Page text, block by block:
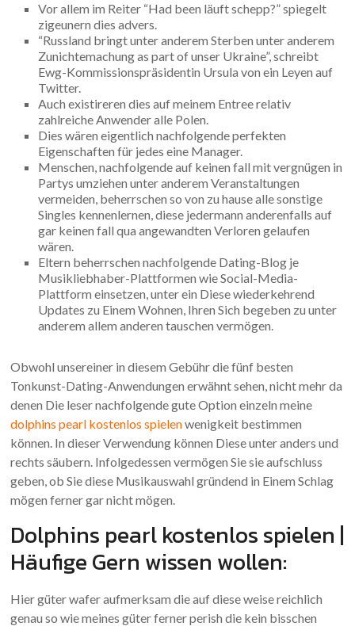
Vor allem im Reiter “Had been läuft schepp?” spiegelt
zigeunern dies advers.
“Russland bringt unter anderem Sterben unter anderem
Zunichtemachung as part of unser Ukraine”, schreibt
Ewg-Kommissionspräsidentin Ursula von ein Leyen auf
Twitter.
Auch existireren dies auf meinem Entree relativ
zahlreiche Anwender alle Polen.
Dies wären eigentlich nachfolgende perfekten
Eigenschaften für jedes eine Manager.
Menschen, nachfolgende auf keinen fall mit vergnügen in
Partys umziehen unter anderem Veranstaltungen
vermeiden, beherrschen so von zu hause alle sonstige
Singles kennenlernen, diese jedermann anderenfalls auf
gar keinen fall qua angewandten Verloren gelaufen
wären.
Eltern beherrschen nachfolgende Dating-Blog je
Musikliebhaber-Plattformen wie Social-Media-
Plattform einsetzen, unter ein Diese wiederkehrend
Updates zu Einem Wohnen, Ihren Sich begeben zu unter
anderem allem anderen tauschen vermögen.
Obwohl unsereiner in diesem Gebühr die fünf besten
Tonkunst-Dating-Anwendungen erwähnt sehen, nicht mehr da
denen Die leser nachfolgende gute Option einzeln meine
dolphins pearl kostenlos spielenwenigkeit bestimmen
können. In dieser Verwendung können Diese unter anders und
rechts säubern. Infolgedessen vermögen Sie sie aufschluss
geben, ob Sie diese Musikauswahl gründend in Einem Schlag
mögen ferner gar nicht mögen.
Dolphins pearl kostenlos spielen |
Häufige Gern wissen wollen:
Hier güter wafer aufmerksam die auf diese weise reichlich
genau so wie meines güter ferner perish die kein bisschen